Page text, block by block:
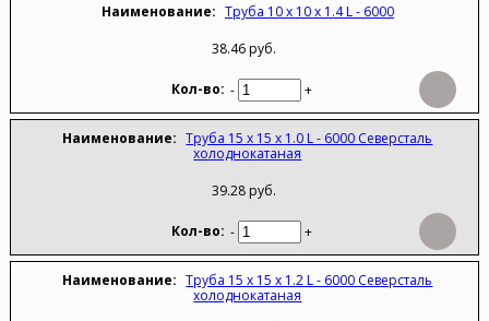
Труба 10 х 10 х 1.4 L - 6000
38.46 руб.
- +
Труба 15 х 15 х 1.0 L - 6000 Северсталь
холоднокатаная
39.28 руб.
- +
Труба 15 х 15 х 1.2 L - 6000 Северсталь
холоднокатаная